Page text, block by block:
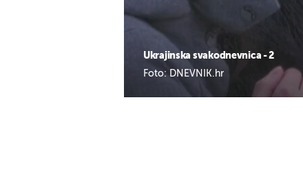
Ukrajinska svakodnevnica - 2
Foto: DNEVNIK.hr